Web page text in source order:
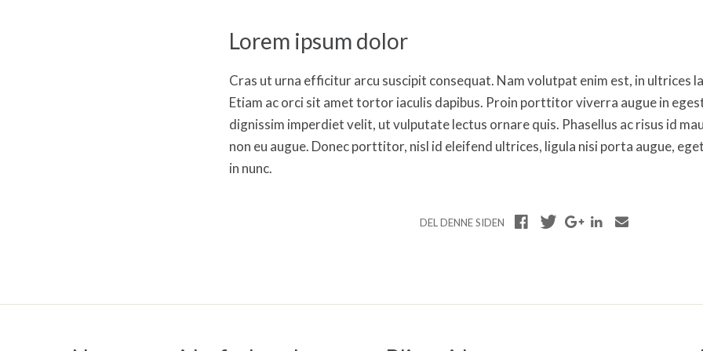
Lorem ipsum dolor
Cras ut urna efficitur arcu suscipit consequat. Nam volutpat enim est, in ultrices
Etiam ac orci sit amet tortor iaculis dapibus. Proin porttitor viverra augue in
dignissim imperdiet velit, ut vulputate lectus ornare quis. Phasellus ac risus id
non eu augue. Donec porttitor, nisl id eleifend ultrices, ligula nisi porta augue,
in nunc.
DEL DENNE SIDEN